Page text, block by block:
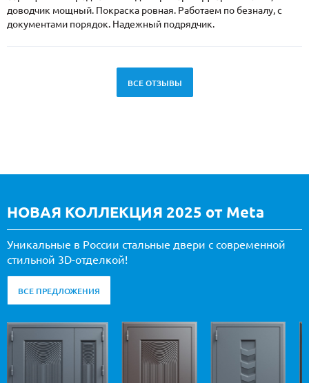
доводчик мощный. Покраска ровная. Работаем по безналу, с
документами порядок. Надежный подрядчик.
ВСЕ ОТЗЫВЫ
НОВАЯ КОЛЛЕКЦИЯ 2025 от Meta
Уникальные в России стальные двери с современной
стильной 3D-отделкой!
ВСЕ ПРЕДЛОЖЕНИЯ